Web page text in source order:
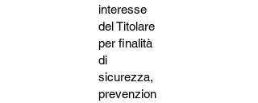
interesse
del Titolare
per finalità
di
sicurezza,
prevenzion